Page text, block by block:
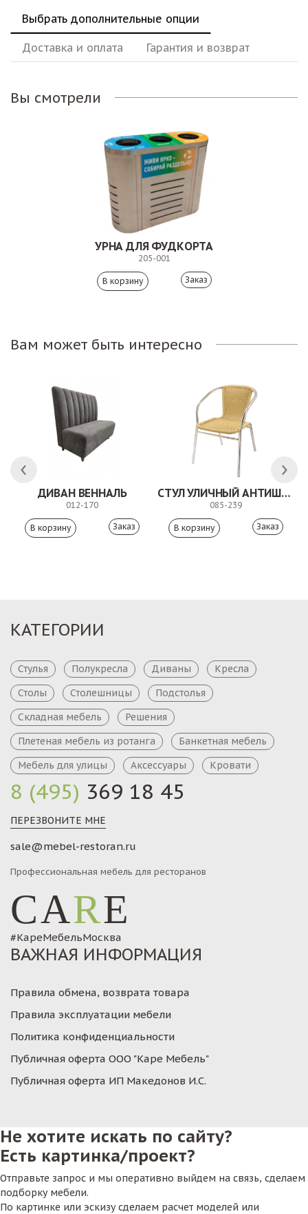
Выбрать дополнительные опции
Доставка и оплата Гарантия и возврат
Вы смотрели
УРНА ДЛЯ ФУДКОРТА
205-001
Заказ
Вам может быть интересно
ДИВАН ВЕННАЛЬ
012-170
Заказ
СТУЛ УЛИЧНЫЙ АНТИШОН
085-239
Заказ
8 (495) 369 18 45
ПЕРЕЗВОНИТЕ МНЕ
sale@mebel-restoran.ru
Профессиональная мебель для ресторанов
CARE
#КареМебельМосква
КАТЕГОРИИ
Стулья Полукресла Диваны
Кресла
Столы
Столешницы
Подстолья
Складная мебель
Решения
Плетеная мебель из ротанга
Банкетная мебель
Мебель для улицы
Аксессуары Кровати
ВАЖНАЯ ИНФОРМАЦИЯ
Правила обмена, возврата товара
Правила эксплуатации мебели
Политика конфиденциальности
Публичная оферта ООО "Каре Мебель"
Публичная оферта ИП Македонов И.С.
Не хотите искать по сайту?
Есть картинка/проект?
Отправьте запрос и мы оперативно выйдем на связь, сделаем
подборку мебели.
По картинке или эскизу сделаем расчет моделей или